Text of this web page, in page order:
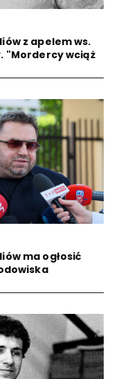
z apelem ws.
"Mordercy wciąż
ma ogłosić